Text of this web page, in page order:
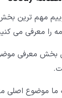
معرفی می
بخش معرفی
موضوع اصلی